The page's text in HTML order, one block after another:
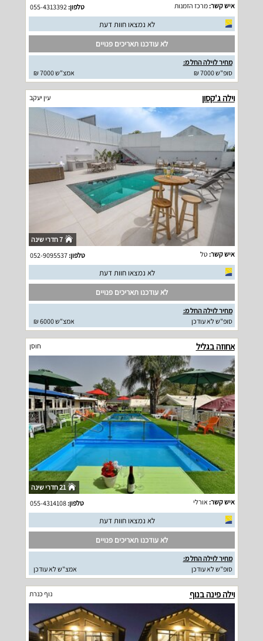
איש קשר:מרכז הזמנות טלפון:055-4313392
לא נמצאו חוות דעת
לא עודכנו תאריכים פנויים
מחיר לוילה החל מ:
סופ"ש 7000 ₪
אמצ"ש 7000 ₪
וילה ג'קסון עין יעקב
7 חדרי שינה
איש קשר: טל טלפון:052-9095537
לא נמצאו חוות דעת
לא עודכנו תאריכים פנויים
מחיר לוילה החל מ:
סופ"ש לא עודכן
אמצ"ש 6000 ₪
אחוזה בגליל חוסן
21 חדרי שינה
איש קשר: אורלי טלפון:055-4314108
לא נמצאו חוות דעת
לא עודכנו תאריכים פנויים
מחיר לוילה החל מ:
סופ"ש לא עודכן
אמצ"ש לא עודכן
וילה פינה בנוף נוף כנרת